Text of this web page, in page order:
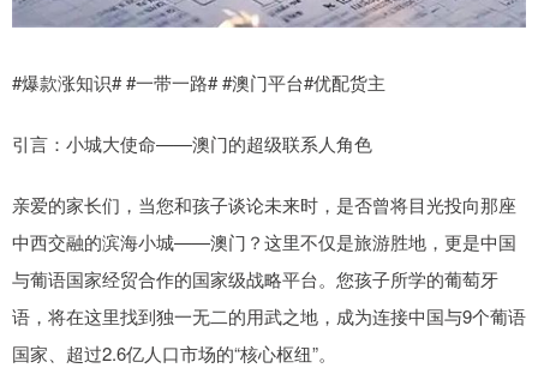
#爆款涨知识# #一带一路# #澳门平台#优配货主
引言：小城大使命——澳门的超级联系人角色
亲爱的家长们，当您和孩子谈论未来时，是否曾将目光投向那座
中西交融的滨海小城——澳门？这里不仅是旅游胜地，更是中国
与葡语国家经贸合作的国家级战略平台。您孩子所学的葡萄牙
语，将在这里找到独一无二的用武之地，成为连接中国与9个葡语
国家、超过2.6亿人口市场的“核心枢纽”。